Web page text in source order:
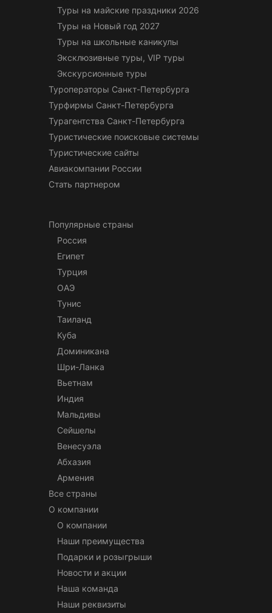
Туры на майские праздники 2026
Туры на Новый год 2027
Туры на школьные каникулы
Эксклюзивные туры, VIP туры
Экскурсионные туры
Туроператоры Санкт-Петербурга
Турфирмы Санкт-Петербурга
Турагентства Санкт-Петербурга
Туристические поисковые системы
Туристические сайты
Авиакомпании России
Стать партнером
Популярные страны
Россия
Египет
Турция
ОАЭ
Тунис
Таиланд
Куба
Доминикана
Шри-Ланка
Вьетнам
Индия
Мальдивы
Сейшелы
Венесуэла
Абхазия
Армения
Все страны
О компании
О компании
Наши преимущества
Подарки и розыгрыши
Новости и акции
Наша команда
Наши реквизиты